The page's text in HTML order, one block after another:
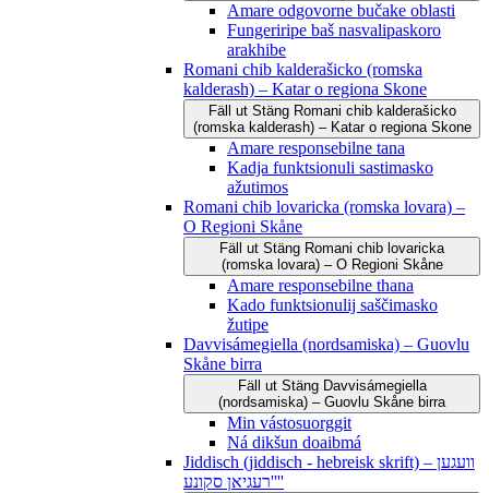
Amare odgovorne bučake oblasti
Fungeriripe baš nasvalipaskoro
arakhibe
Romani chib kalderašicko (romska
kalderash) – Katar o regiona Skone
Fäll ut Stäng Romani chib kalderašicko
(romska kalderash) – Katar o regiona Skone
Amare responsebilne tana
Kadja funktsionuli sastimasko
ažutimos
Romani chib lovaricka (romska lovara) –
O Regioni Skåne
Fäll ut Stäng Romani chib lovaricka
(romska lovara) – O Regioni Skåne
Amare responsebilne thana
Kado funktsionulij saščimasko
žutipe
Davvisámegiella (nordsamiska) – Guovlu
Skåne birra
Fäll ut Stäng Davvisámegiella
(nordsamiska) – Guovlu Skåne birra
Min vástosuorggit
Ná dikšun doaibmá
Jiddisch (jiddisch - hebreisk skrift) – וועגען
''רעגיאן סקונע''